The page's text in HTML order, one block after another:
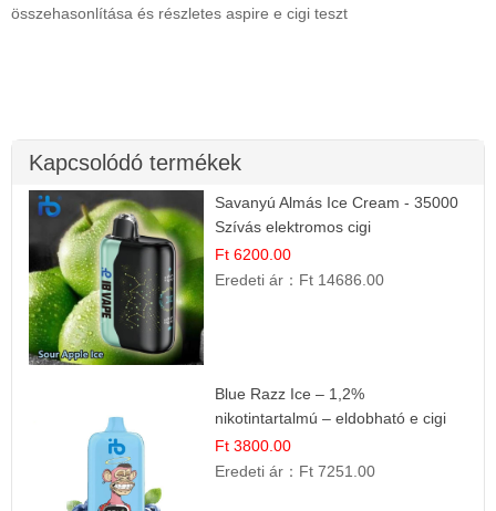
összehasonlítása és részletes aspire e cigi teszt
Kapcsolódó termékek
Savanyú Almás Ice Cream - 35000
Szívás elektromos cigi
Ft 6200.00
Eredeti ár： Ft 14686.00
Blue Razz Ice – 1,2%
nikotintartalmú – eldobható e cigi
Ft 3800.00
Eredeti ár： Ft 7251.00